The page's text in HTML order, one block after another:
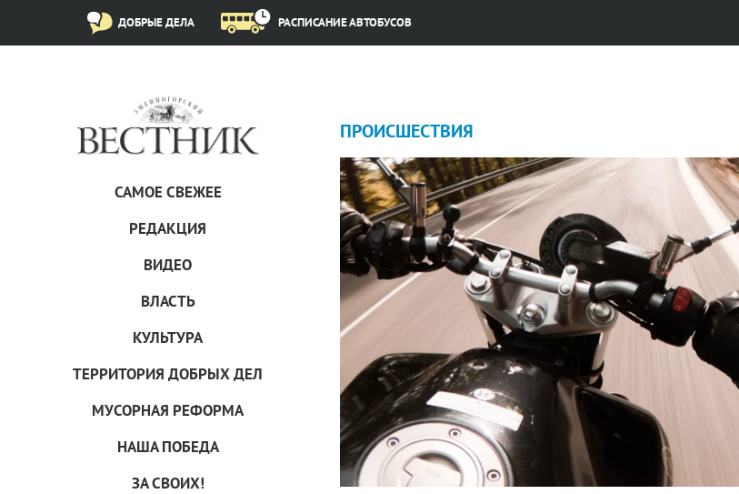
ДОБРЫЕ ДЕЛА РАСПИСАНИЕ АВТОБУСОВ
САМОЕ СВЕЖЕЕ
РЕДАКЦИЯ
ВИДЕО
ВЛАСТЬ
КУЛЬТУРА
ТЕРРИТОРИЯ ДОБРЫХ ДЕЛ
МУСОРНАЯ РЕФОРМА
НАША ПОБЕДА
ЗА СВОИХ!
ПРОИCШЕСТВИЯ